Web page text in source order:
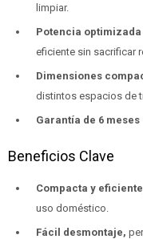
limpiar.
Potencia optimizada
eficiente sin sacrificar
Dimensiones
distintos espacios de
Garantía de 6 meses
Beneficios Clave
Compacta y
uso doméstico.
Fácil desmontaje,